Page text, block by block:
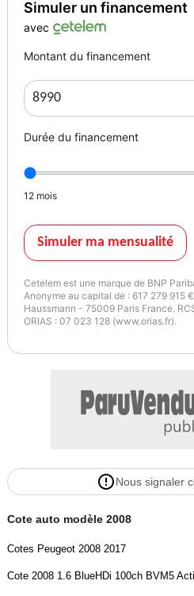
Assistance) - Contrat de 4 ans, Pack
Peinture Blanc Nacre, Peinture
Equipements : Banquette AR
fonction Bluetooth, prise Jack/USB
tactile capacitif 7" (Bluetooth, Jack/
Jantes alliage 16" HYDRE Dilium,
Couleur
blanc
100
Simuler un financement
avec
Montant du financement
Durée du financement
12 mois
Simuler ma mensualité
Cetelem est une marque de BNP
Anonyme au capital de : 617 279 915
Haussmann - 75009 Paris France.
ORIAS : 07 023 128 (www.orias.fr).
Nous signaler
Cote auto modèle 2008
Cotes Peugeot 2008 2017
Cote 2008 1.6 BlueHDi 100ch BVM5